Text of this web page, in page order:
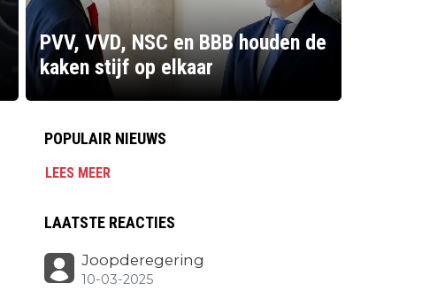
PVV, VVD, NSC en BBB houden de
kaken stijf op elkaar
POPULAIR NIEUWS
LEES MEER
LAATSTE REACTIES
Joopderegering
10-03-2025